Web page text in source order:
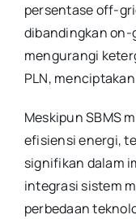
persentase off-
dibandingkan on-
mengurangi
PLN,
Meskipun SBMS
efisiensi energi,
signifikan dalam
integrasi sistem
perbedaan